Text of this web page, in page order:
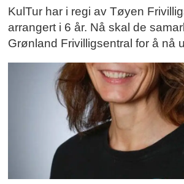
KulTur har i regi av Tøyen
arrangert i 6 år. Nå skal de
Grønland Frivilligsentral for å nå